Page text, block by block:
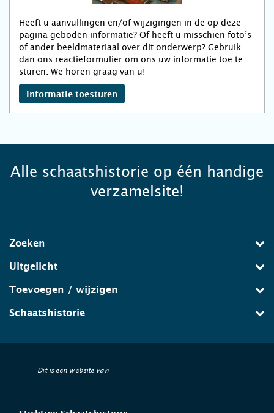
Heeft u aanvullingen en/of wijzigingen in de op deze
pagina geboden informatie? Of heeft u misschien foto’s
of ander beeldmateriaal over dit onderwerp? Gebruik
dan ons reactieformulier om ons uw informatie toe te
sturen. We horen graag van u!
Informatie toesturen
Alle schaatshistorie op één handige
verzamelsite!
Zoeken
Uitgelicht
Toevoegen / wijzigen
Schaatshistorie
Dit is een website van